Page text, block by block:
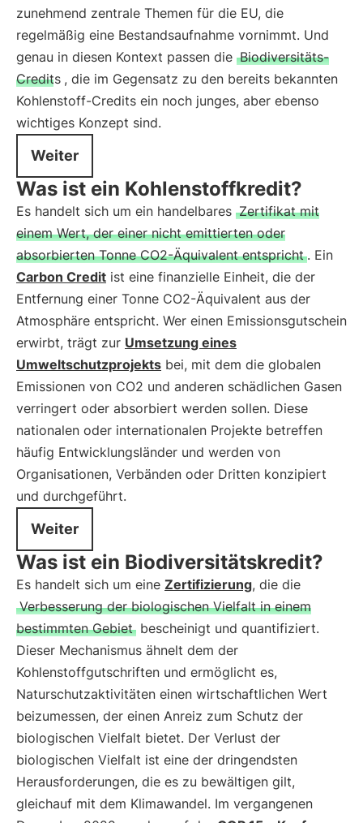
zunehmend zentrale Themen für die EU, die
regelmäßig eine Bestandsaufnahme vornimmt. Und
genau in diesen Kontext passen die Biodiversitäts-
Credits , die im Gegensatz zu den bereits bekannten
Kohlenstoff-Credits ein noch junges, aber ebenso
wichtiges Konzept sind.
Weiter
Was ist ein Kohlenstoffkredit?
Es handelt sich um ein handelbares Zertifikat mit
einem Wert, der einer nicht emittierten oder
absorbierten Tonne CO2-Äquivalent entspricht . Ein
Carbon Credit ist eine finanzielle Einheit, die der
Entfernung einer Tonne CO2-Äquivalent aus der
Atmosphäre entspricht. Wer einen Emissionsgutschein
erwirbt, trägt zur Umsetzung eines
Umweltschutzprojekts bei, mit dem die globalen
Emissionen von CO2 und anderen schädlichen Gasen
verringert oder absorbiert werden sollen. Diese
nationalen oder internationalen Projekte betreffen
häufig Entwicklungsländer und werden von
Organisationen, Verbänden oder Dritten konzipiert
und durchgeführt.
Weiter
Was ist ein Biodiversitätskredit?
Es handelt sich um eine Zertifizierung, die die
Verbesserung der biologischen Vielfalt in einem
bestimmten Gebiet bescheinigt und quantifiziert.
Dieser Mechanismus ähnelt dem der
Kohlenstoffgutschriften und ermöglicht es,
Naturschutzaktivitäten einen wirtschaftlichen Wert
beizumessen, der einen Anreiz zum Schutz der
biologischen Vielfalt bietet. Der Verlust der
biologischen Vielfalt ist eine der dringendsten
Herausforderungen, die es zu bewältigen gilt,
gleichauf mit dem Klimawandel. Im vergangenen